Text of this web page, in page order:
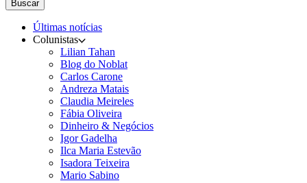
Buscar
Últimas notícias
Colunistas
Lilian Tahan
Blog do Noblat
Carlos Carone
Andreza Matais
Claudia Meireles
Fábia Oliveira
Dinheiro & Negócios
Igor Gadelha
Ilca Maria Estevão
Isadora Teixeira
Mario Sabino